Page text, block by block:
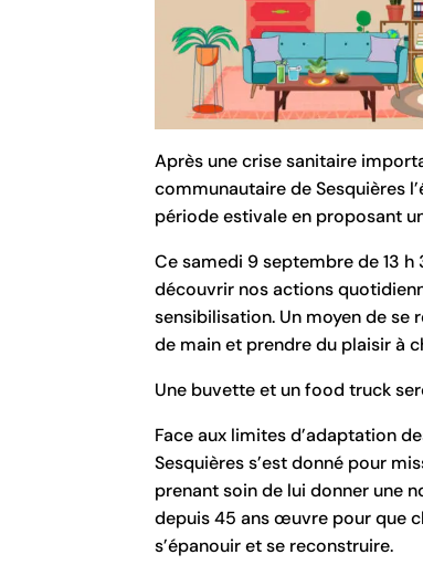
Après une crise sanitaire
communautaire de Sesquières
période estivale en proposant
Ce samedi 9 septembre de 13
découvrir nos actions
sensibilisation. Un moyen de
de main et prendre du plaisir à
Une buvette et un food truck
Face aux limites d’adaptation
Sesquières s’est donné pour
prenant soin de lui donner une
depuis 45 ans œuvre pour que
s’épanouir et se reconstruire.